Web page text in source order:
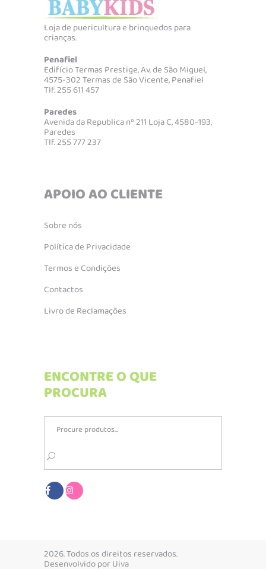
Loja de puericultura e brinquedos para
crianças.
Penafiel
Edifício Termas Prestige, Av. de São Miguel,
4575-302 Termas de São Vicente, Penafiel
Tlf. 255 611 457
Paredes
Avenida da Republica nº 211 Loja C, 4580-193,
Paredes
Tlf. 255 777 237
APOIO AO CLIENTE
Sobre nós
Política de Privacidade
Termos e Condições
Contactos
Livro de Reclamações
ENCONTRE O QUE
PROCURA
Search
2026. Todos os direitos reservados.
Desenvolvido porUiva